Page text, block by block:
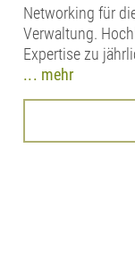
Networking für
Verwaltung.
Expertise zu
... mehr